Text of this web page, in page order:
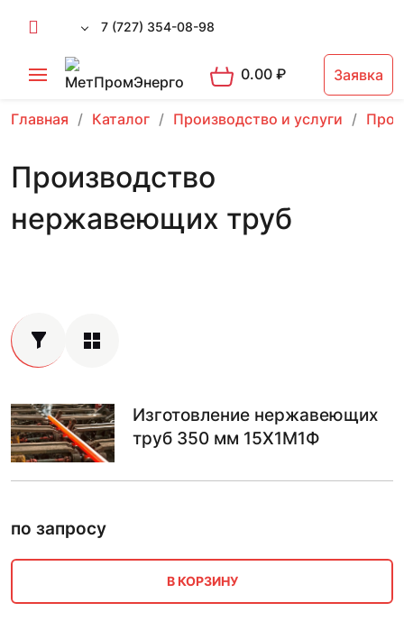
7 (727) 354-08-98
0.00₽ Заявка
Главная Каталог Производство и услуги
Производство
нержавеющих труб
Изготовление нержавеющих
труб 350 мм 15Х1М1Ф
по запросу
В КОРЗИНУ